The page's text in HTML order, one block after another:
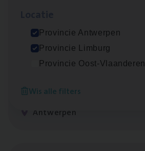
Provincie Antwerpen
Provincie Limburg
Provincie Oost-Vlaanderen
Wis alle filters
Antwerpen
Claims Management
Antwerpen